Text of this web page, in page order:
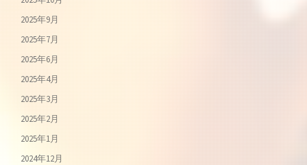
2025年9月
2025年7月
2025年6月
2025年4月
2025年3月
2025年2月
2025年1月
2024年12月